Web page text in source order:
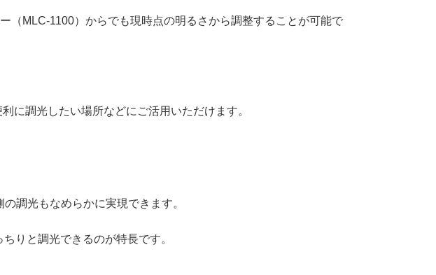
（MLC-1100）からでも現時点の明るさから調整することが可能で
に調光したい場所などにご活用いただけます。
調光もなめらかに実現できます。
りと調光できるのが特長です。